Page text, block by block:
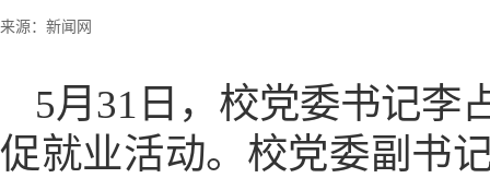
来源：新闻网
5月31日，校党委书记李
促就业活动。校党委副书